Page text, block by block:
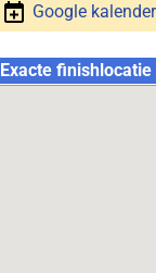
Google kalender
Exacte